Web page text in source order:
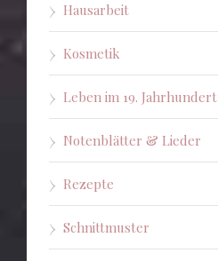
Hausarbeit
Kosmetik
Leben im 19. Jahrhundert
Notenblätter & Lieder
Rezepte
Schnittmuster